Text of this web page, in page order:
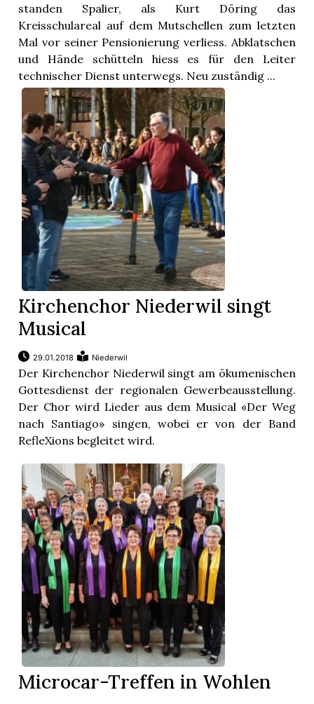
standen Spalier, als Kurt Döring das
Kreisschulareal auf dem Mutschellen zum letzten
Mal vor seiner Pensionierung verliess. Abklatschen
und Hände schütteln hiess es für den Leiter
technischer Dienst unterwegs. Neu zuständig ...
Kirchenchor Niederwil singt
Musical
29.01.2018 Niederwil
Der Kirchenchor Niederwil singt am ökumenischen
Gottesdienst der regionalen Gewerbeausstellung.
Der Chor wird Lieder aus dem Musical «Der Weg
nach Santiago» singen, wobei er von der Band
RefleXions begleitet wird.
Microcar-Treffen in Wohlen